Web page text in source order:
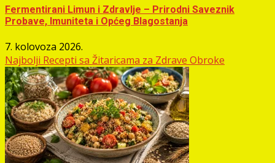
Fermentirani Limun i Zdravlje – Prirodni Saveznik
Probave, Imuniteta i Općeg Blagostanja
7. kolovoza 2026.
Najbolji Recepti sa Žitaricama za Zdrave Obroke